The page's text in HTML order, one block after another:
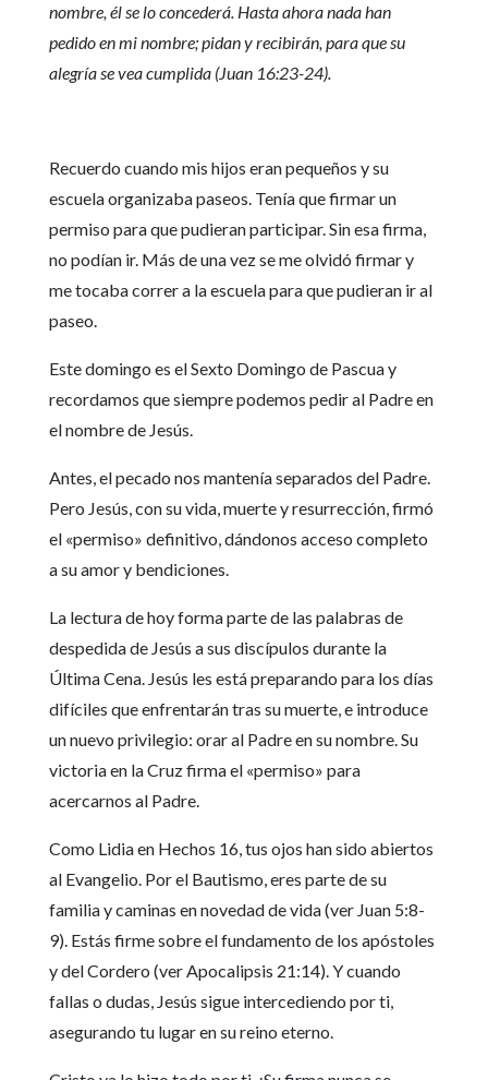
nombre, él se lo concederá. Hasta ahora nada han
pedido en mi nombre; pidan y recibirán, para que su
alegría se vea cumplida (Juan 16:23-24).
Recuerdo cuando mis hijos eran pequeños y su
escuela organizaba paseos. Tenía que firmar un
permiso para que pudieran participar. Sin esa firma,
no podían ir. Más de una vez se me olvidó firmar y
me tocaba correr a la escuela para que pudieran ir al
paseo.
Este domingo es el Sexto Domingo de Pascua y
recordamos que siempre podemos pedir al Padre en
el nombre de Jesús.
Antes, el pecado nos mantenía separados del Padre.
Pero Jesús, con su vida, muerte y resurrección, firmó
el «permiso» definitivo, dándonos acceso completo
a su amor y bendiciones.
La lectura de hoy forma parte de las palabras de
despedida de Jesús a sus discípulos durante la
Última Cena. Jesús les está preparando para los días
difíciles que enfrentarán tras su muerte, e introduce
un nuevo privilegio: orar al Padre en su nombre. Su
victoria en la Cruz firma el «permiso» para
acercarnos al Padre.
Como Lidia en Hechos 16, tus ojos han sido abiertos
al Evangelio. Por el Bautismo, eres parte de su
familia y caminas en novedad de vida (ver Juan 5:8-
9). Estás firme sobre el fundamento de los apóstoles
y del Cordero (ver Apocalipsis 21:14). Y cuando
fallas o dudas, Jesús sigue intercediendo por ti,
asegurando tu lugar en su reino eterno.